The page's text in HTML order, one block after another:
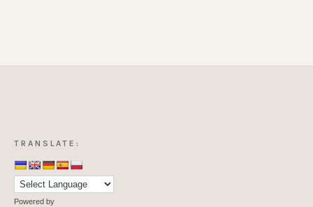
TRANSLATE:
Powered by